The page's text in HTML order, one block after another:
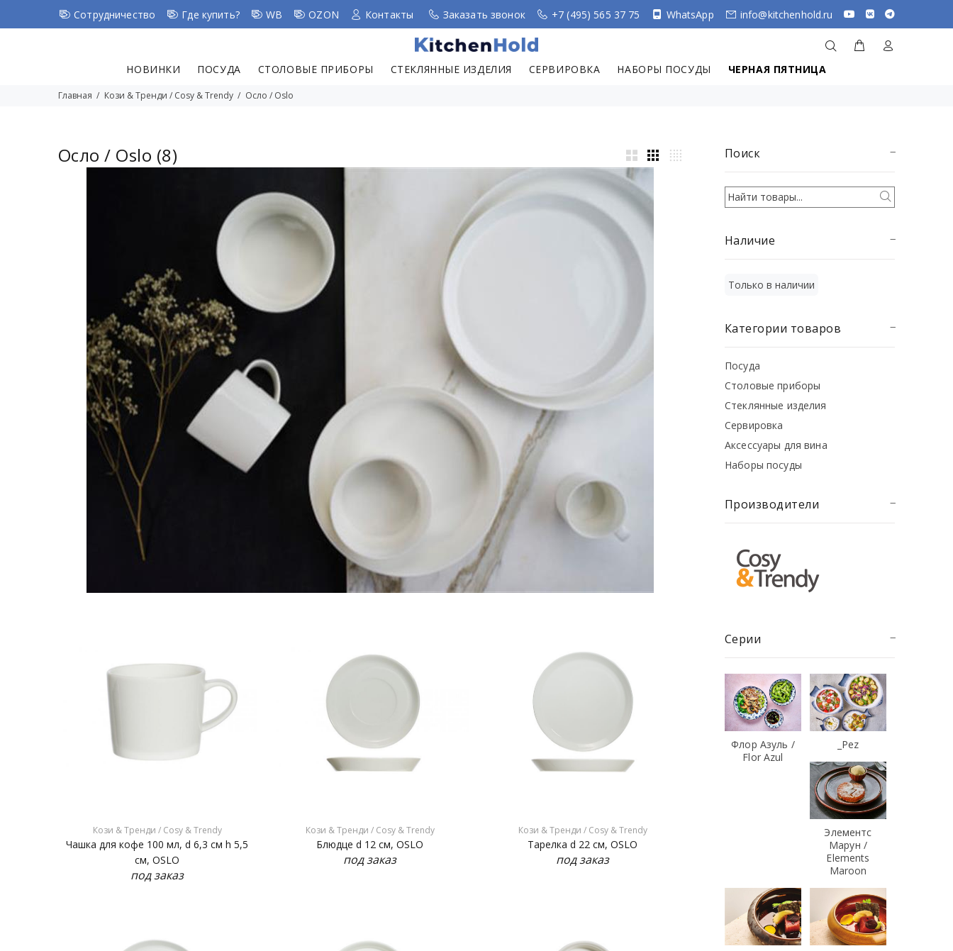
Сотрудничество Где купить? WB OZON Контакты Заказать звонок +7 (495) 565 37 75 WhatsApp info@kitchenhold.ru
НОВИНКИ ПОСУДА СТОЛОВЫЕ ПРИБОРЫ СТЕКЛЯННЫЕ ИЗДЕЛИЯ СЕРВИРОВКА НАБОРЫ ПОСУДЫ ЧЕРНАЯ ПЯТНИЦА
Главная Кози & Тренди / Cosy & Trendy Осло / Oslo
Поиск
Наличие
Только в наличии
Категории товаров
Посуда
Столовые приборы
Стеклянные изделия
Сервировка
Аксессуары для вина
Наборы посуды
Производители
Серии
Флор Азуль /
Flor Azul
_Pez
Элементс
Марун /
Elements
Maroon
Осло / Oslo (8)
Кози & Тренди / Cosy & Trendy
Чашка для кофе 100 мл, d 6,3 см h 5,5
см, OSLO
под заказ
Кози & Тренди / Cosy & Trendy
Блюдце d 12 см, OSLO
под заказ
Кози & Тренди / Cosy & Trendy
Тарелка d 22 см, OSLO
под заказ